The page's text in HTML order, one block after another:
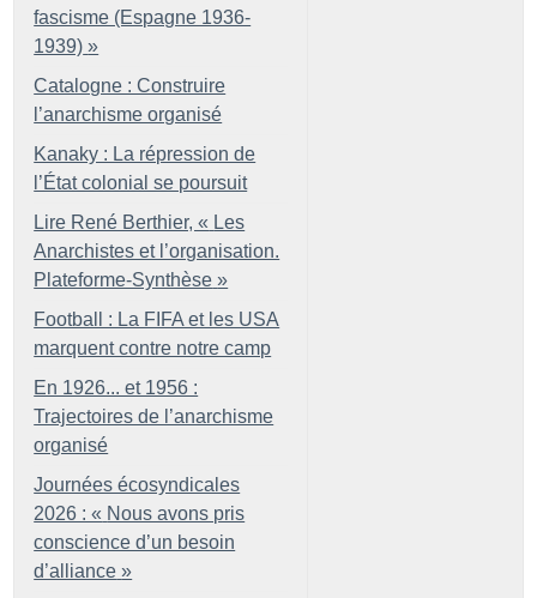
fascisme (Espagne 1936-
1939) »
Catalogne : Construire
l’anarchisme organisé
Kanaky : La répression de
l’État colonial se poursuit
Lire René Berthier, « Les
Anarchistes et l’organisation.
Plateforme-Synthèse »
Football : La FIFA et les USA
marquent contre notre camp
En 1926... et 1956 :
Trajectoires de l’anarchisme
organisé
Journées écosyndicales
2026 : « Nous avons pris
conscience d’un besoin
d’alliance »